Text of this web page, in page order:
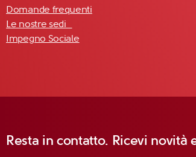
Domande frequenti
Le nostre sedi
Impegno Sociale
Resta in contatto. Ricevi